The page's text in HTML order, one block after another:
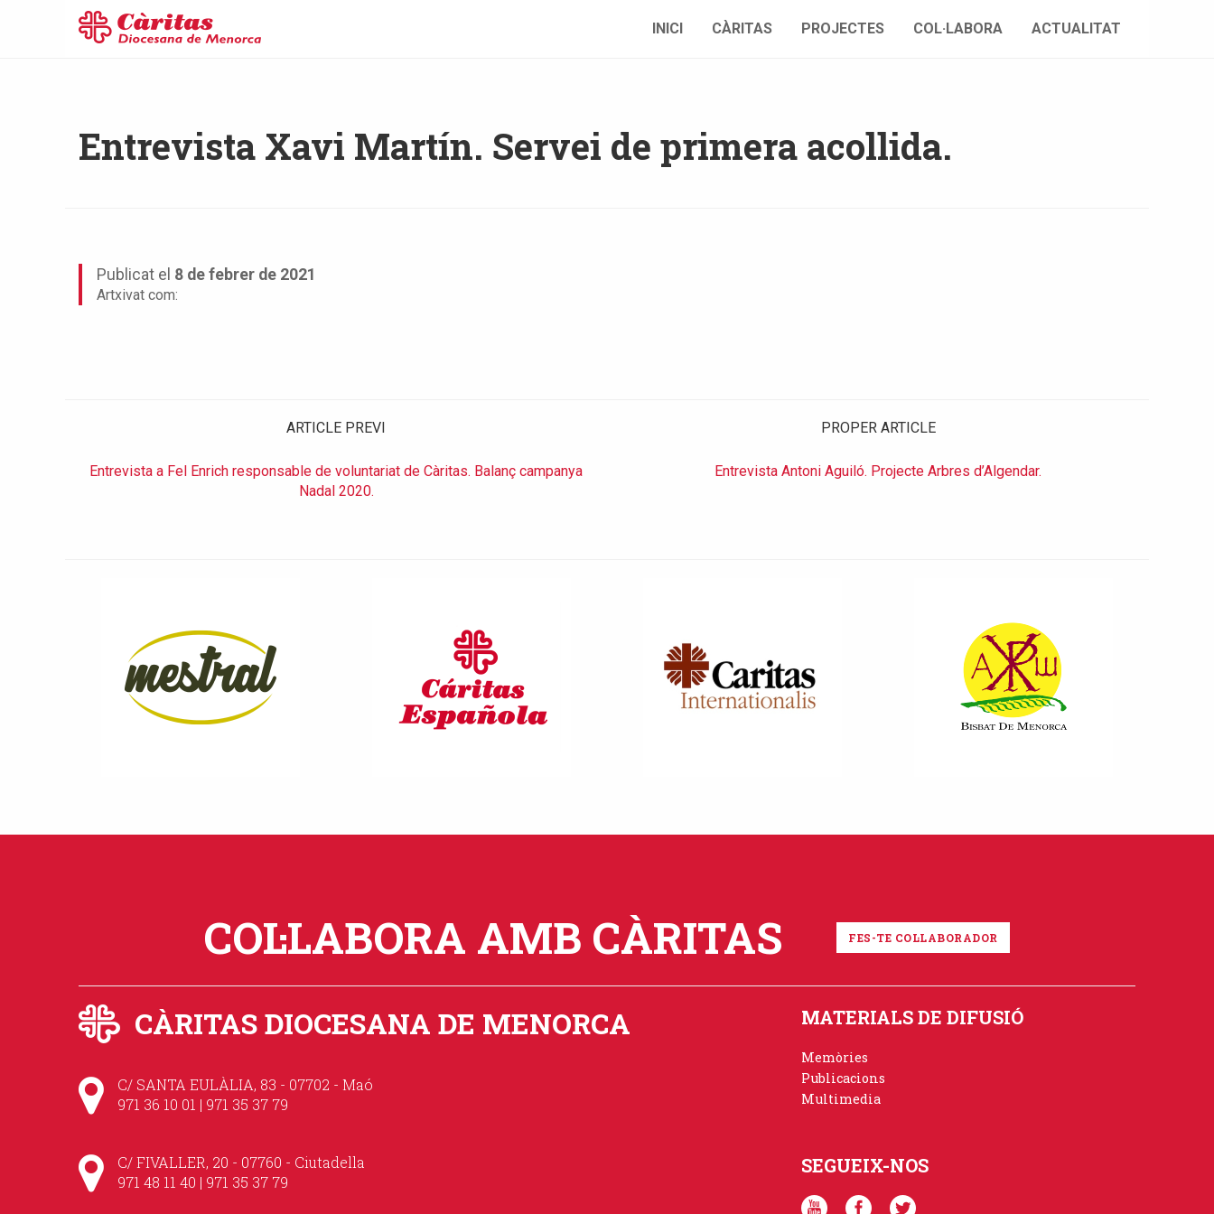
INICI CÀRITAS PROJECTES COL·LABORA ACTUALITAT
Entrevista Xavi Martín. Servei de primera acollida.
Publicat el 8 de febrer de 2021
Artxivat com:
ARTICLE PREVI
Entrevista a Fel Enrich responsable de voluntariat de Càritas. Balanç campanya
Nadal 2020.
PROPER ARTICLE
Entrevista Antoni Aguiló. Projecte Arbres d’Algendar.
COL·LABORA AMB CÀRITAS FES-TE COL·LABORADOR
CÀRITAS DIOCESANA DE MENORCA
C/ SANTA EULÀLIA, 83 - 07702 - Maó
971 36 10 01 | 971 35 37 79
C/ FIVALLER, 20 - 07760 - Ciutadella
971 48 11 40 | 971 35 37 79
MATERIALS DE DIFUSIÓ
Memòries
Publicacions
Multimedia
SEGUEIX-NOS